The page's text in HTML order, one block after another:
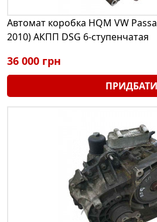
Автомат коробка HQM VW
2010) АКПП DSG 6-ступенчатая
36 000 грн
ПРИДБАТИ